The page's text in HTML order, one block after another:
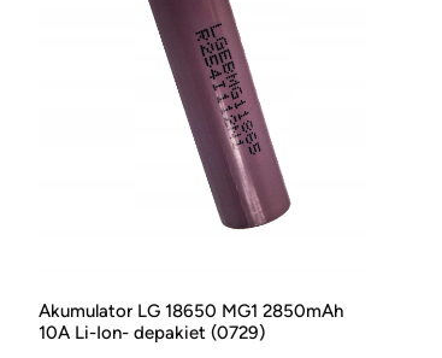
Akumulator LG 18650 MG1 2850mAh
10A Li-Ion- depakiet (0729)